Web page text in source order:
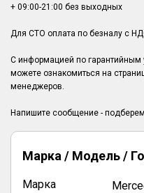
+ 09:00-21:00 без выходных
Для СТО оплата по безналу с
С информацией по гарантийным
можете ознакомиться на
менеджеров.
Марка / Модель /
Марка